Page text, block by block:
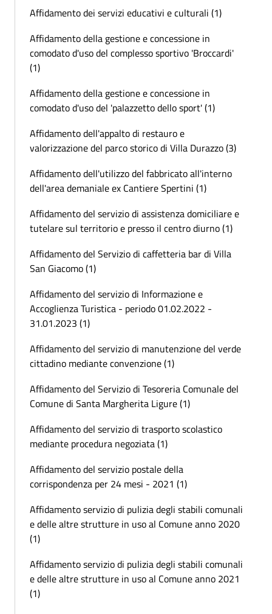
Affidamento dei servizi educativi e culturali (1)
Affidamento della gestione e concessione in
comodato d'uso del complesso sportivo 'Broccardi'
(1)
Affidamento della gestione e concessione in
comodato d'uso del 'palazzetto dello sport' (1)
Affidamento dell'appalto di restauro e
valorizzazione del parco storico di Villa Durazzo (3)
Affidamento dell'utilizzo del fabbricato all'interno
dell'area demaniale ex Cantiere Spertini (1)
Affidamento del servizio di assistenza domiciliare e
tutelare sul territorio e presso il centro diurno (1)
Affidamento del Servizio di caffetteria bar di Villa
San Giacomo (1)
Affidamento del servizio di Informazione e
Accoglienza Turistica - periodo 01.02.2022 -
31.01.2023 (1)
Affidamento del servizio di manutenzione del verde
cittadino mediante convenzione (1)
Affidamento del Servizio di Tesoreria Comunale del
Comune di Santa Margherita Ligure (1)
Affidamento del servizio di trasporto scolastico
mediante procedura negoziata (1)
Affidamento del servizio postale della
corrispondenza per 24 mesi - 2021 (1)
Affidamento servizio di pulizia degli stabili comunali
e delle altre strutture in uso al Comune anno 2020
(1)
Affidamento servizio di pulizia degli stabili comunali
e delle altre strutture in uso al Comune anno 2021
(1)